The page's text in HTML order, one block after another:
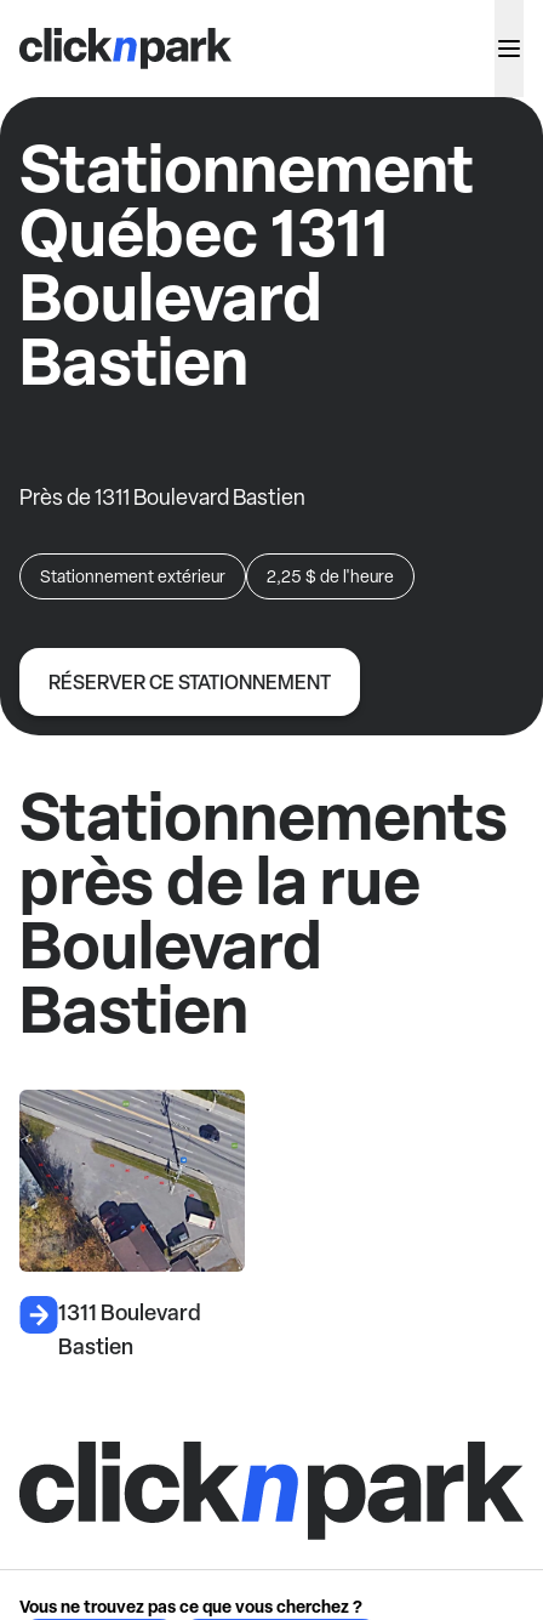
Stationnement
Québec 1311
Boulevard
Bastien
Près de 1311 Boulevard Bastien
Stationnement extérieur 2,25 $ de l'heure
RÉSERVER CE STATIONNEMENT
Stationnements
près de la rue
Boulevard
Bastien
1311 Boulevard
Bastien
Vous ne trouvez pas ce que vous cherchez ?